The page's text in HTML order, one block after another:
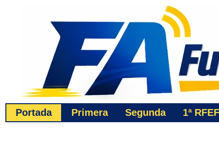
Portada Primera Segunda 1ªRFEF